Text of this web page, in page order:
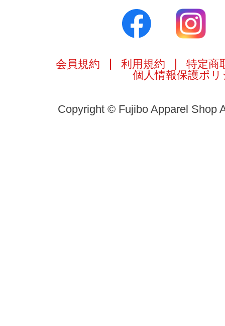
会員規約 利用規約
特定商
個人情報保護ポリ
Copyright © Fujibo Apparel Shop